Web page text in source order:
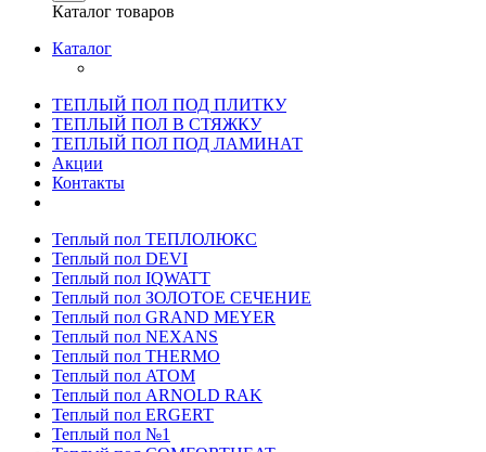
Каталог товаров
Каталог
ТЕПЛЫЙ ПОЛ ПОД ПЛИТКУ
ТЕПЛЫЙ ПОЛ В СТЯЖКУ
ТЕПЛЫЙ ПОЛ ПОД ЛАМИНАТ
Акции
Контакты
Теплый пол ТЕПЛОЛЮКС
Теплый пол DEVI
Теплый пол IQWATT
Теплый пол ЗОЛОТОЕ СЕЧЕНИЕ
Теплый пол GRAND MEYER
Теплый пол NEXANS
Теплый пол THERMO
Теплый пол ATOM
Теплый пол ARNOLD RAK
Теплый пол ERGERT
Теплый пол №1